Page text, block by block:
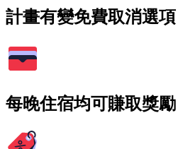
計畫有變免費取消選項
每晚住宿均可賺取獎勵